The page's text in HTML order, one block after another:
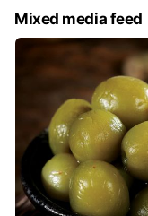
豬迷路、小米唱歌
品不再只是硬生生
擁有者眼前。 梅子
快樂的在地文化意
料的限定採用外，
應梅子酒莊快樂歡
時，想用者能感受
歲請勿飲酒 禁止酒
Mixed media feed